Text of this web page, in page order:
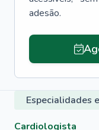
adesão.
Especialidades
Cardiologista